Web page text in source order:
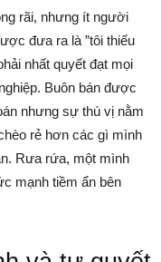
rãi, nhưng ít người
đưa ra là ”tôi thiếu
nhất quyết đạt mọi
Buôn bán được
nhưng sự thú vị nằm
rẻ hơn các gì mình
Rưa rứa, một mình
mạnh tiềm ẩn bên